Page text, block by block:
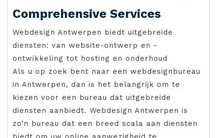
Comprehensive Services
Webdesign Antwerpen biedt uitgebreide
diensten: van website-ontwerp en -
ontwikkeling tot hosting en onderhoud
Als u op zoek bent naar een webdesignbureau
in Antwerpen, dan is het belangrijk om te
kiezen voor een bureau dat uitgebreide
diensten aanbiedt. Webdesign Antwerpen is
zo’n bureau dat een breed scala aan diensten